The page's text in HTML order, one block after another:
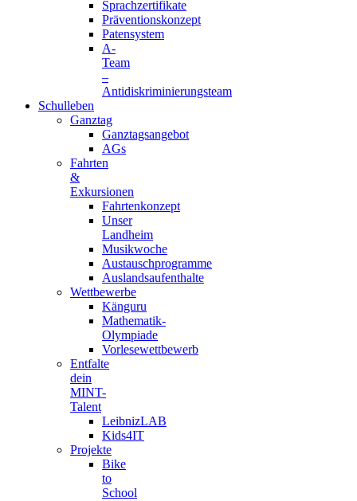
Sprachzertifikate
Präventionskonzept
Patensystem
A-
Team
–
Antidiskriminierungsteam
Schulleben
Ganztag
Ganztagsangebot
AGs
Fahrten
&
Exkursionen
Fahrtenkonzept
Unser
Landheim
Musikwoche
Austauschprogramme
Auslandsaufenthalte
Wettbewerbe
Känguru
Mathematik-
Olympiade
Vorlesewettbewerb
Entfalte
dein
MINT-
Talent
LeibnizLAB
Kids4IT
Projekte
Bike
to
School